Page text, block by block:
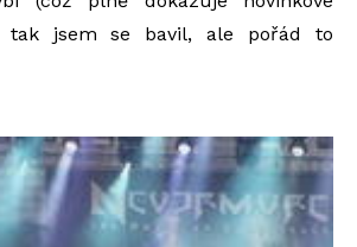
tak jsem se bavil, ale pořád to